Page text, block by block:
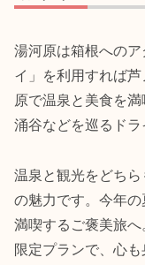
湯河原は箱根への
イ」を利用すれば
原で温泉と美食を
涌谷などを巡るドラ
温泉と観光をどち
の魅力です。今年
満喫するご褒美旅
限定プランで、心